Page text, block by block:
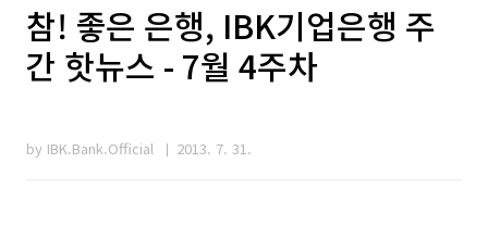
참! 좋은 은행, IBK기업은행 주
간 핫뉴스 - 7월 4주차
by IBK.Bank.Official 2013. 7. 31.